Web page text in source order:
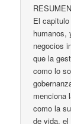
RESUMEN
El
humanos,
negocios
que la
como lo
menciona
como la
de vida,